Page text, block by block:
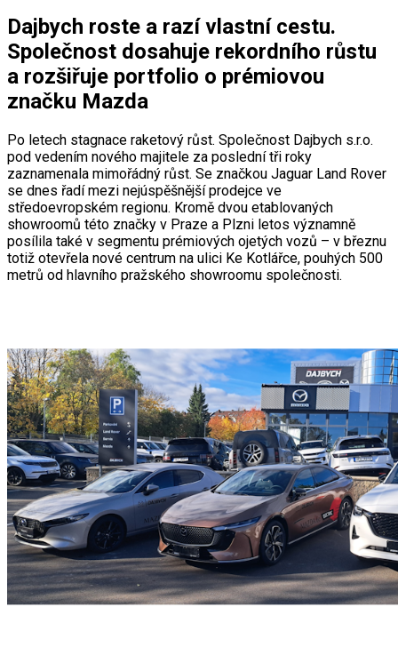
Dajbych roste a razí vlastní cestu.
Společnost dosahuje rekordního růstu
a rozšiřuje portfolio o prémiovou
značku Mazda
Po letech stagnace raketový růst. Společnost Dajbych s.r.o.
pod vedením nového majitele za poslední tři roky
zaznamenala mimořádný růst. Se značkou Jaguar Land Rover
se dnes řadí mezi nejúspěšnější prodejce ve
středoevropském regionu. Kromě dvou etablovaných
showroomů této značky v Praze a Plzni letos významně
posílila také v segmentu prémiových ojetých vozů – v březnu
totiž otevřela nové centrum na ulici Ke Kotlářce, pouhých 500
metrů od hlavního pražského showroomu společnosti.